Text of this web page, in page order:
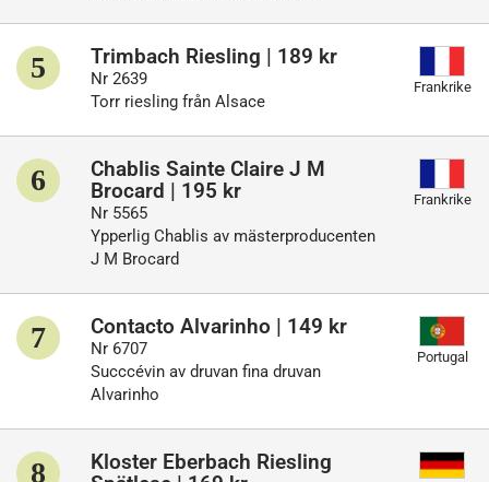
5 Trimbach Riesling | 189 kr
Nr 2639
Torr riesling från Alsace
Frankrike
6
Chablis Sainte Claire J M
Brocard | 195 kr
Nr 5565
Ypperlig Chablis av mästerproducenten
J M Brocard
Frankrike
7 Contacto Alvarinho | 149 kr
Nr 6707
Succcévin av druvan fina druvan
Alvarinho
Portugal
8
Kloster Eberbach Riesling